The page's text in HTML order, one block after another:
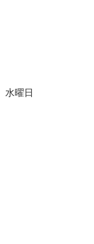
曜日